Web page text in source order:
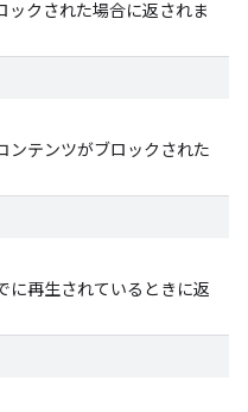
ックされた場合に返されま
ンテンツがブロックされた
に再生されているときに返